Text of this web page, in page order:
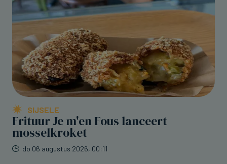
SIJSELE
Frituur Je m'en Fous lanceert
mosselkroket
do 06 augustus 2026, 00:11